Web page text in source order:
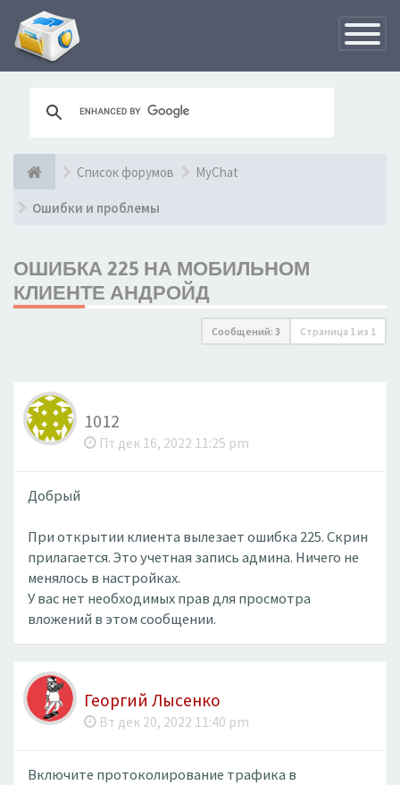
Список форумов MyChat
Ошибки и проблемы
ОШИБКА 225 НА МОБИЛЬНОМ
КЛИЕНТЕ АНДРОЙД
Сообщений: 3 Страница 1 из 1
1012
Пт дек 16, 2022 11:25 pm
Добрый
При открытии клиента вылезает ошибка 225. Скрин
прилагается. Это учетная запись админа. Ничего не
менялось в настройках.
У вас нет необходимых прав для просмотра
вложений в этом сообщении.
Георгий Лысенко
Вт дек 20, 2022 11:40 pm
Включите протоколирование трафика в